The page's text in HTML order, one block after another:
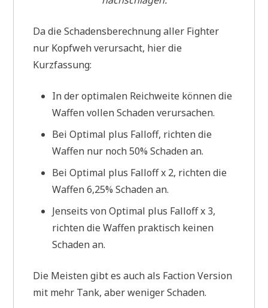
Da die Schadensberechnung aller Fighter
nur Kopfweh verursacht, hier die
Kurzfassung:
In der optimalen Reichweite können die
Waffen vollen Schaden verursachen.
Bei Optimal plus Falloff, richten die
Waffen nur noch 50% Schaden an.
Bei Optimal plus Falloff x 2, richten die
Waffen 6,25% Schaden an.
Jenseits von Optimal plus Falloff x 3,
richten die Waffen praktisch keinen
Schaden an.
Die Meisten gibt es auch als Faction Version
mit mehr Tank, aber weniger Schaden.